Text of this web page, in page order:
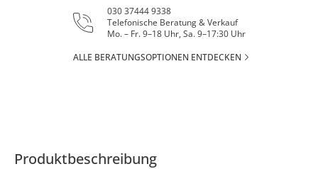
030 37444 9338
Telefonische Beratung & Verkauf
Mo. – Fr. 9–18 Uhr, Sa. 9–17:30 Uhr
ALLE BERATUNGSOPTIONEN ENTDECKEN
Produktbeschreibung